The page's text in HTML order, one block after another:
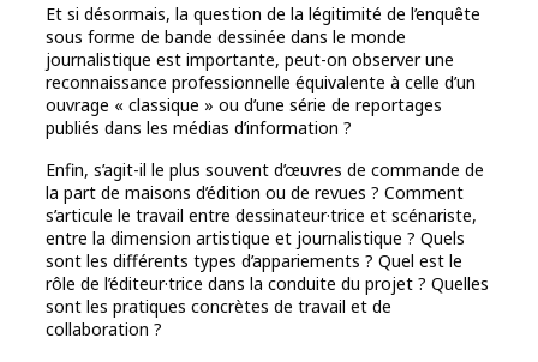
Et si désormais, la question de la légitimité de l’enquête
sous forme de bande dessinée dans le monde
journalistique est importante, peut-on observer une
reconnaissance professionnelle équivalente à celle d’un
ouvrage « classique » ou d’une série de reportages
publiés dans les médias d’information ?
Enfin, s’agit-il le plus souvent d’œuvres de commande de
la part de maisons d’édition ou de revues ? Comment
s’articule le travail entre dessinateur·trice et scénariste,
entre la dimension artistique et journalistique ? Quels
sont les différents types d’appariements ? Quel est le
rôle de l’éditeur·trice dans la conduite du projet ? Quelles
sont les pratiques concrètes de travail et de
collaboration ?